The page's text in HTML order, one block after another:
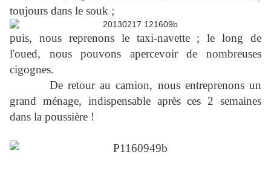
toujours dans le souk ;
puis, nous reprenons le taxi-navette ; le long de
l'oued, nous pouvons apercevoir de nombreuses
cigognes.
De retour au camion, nous entreprenons un
grand ménage, indispensable après ces 2 semaines
dans la poussière !